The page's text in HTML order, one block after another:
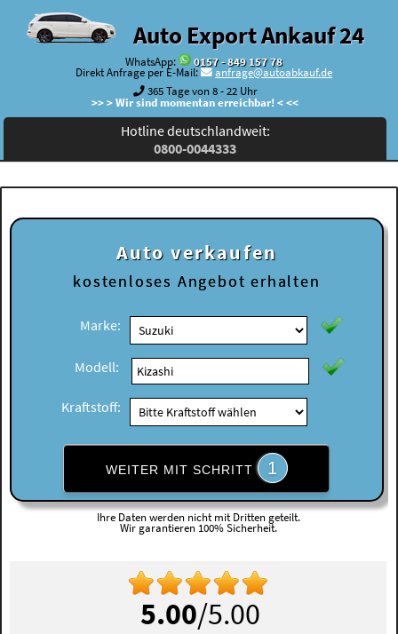
Auto Export Ankauf 24
WhatsApp:
0157 - 849 157 78
Direkt Anfrage per E-Mail:
anfrage@autoabkauf.de
365 Tage von 8 - 22 Uhr
>> > Wir sind momentan erreichbar! < <<
Hotline deutschlandweit:
0800-0044333
Auto verkaufen
kostenloses Angebot erhalten
Marke:
Modell:
Kraftstoff:
WEITER MIT SCHRITT 1
Ihre Daten werden nicht mit Dritten geteilt.
Wir garantieren 100% Sicherheit.
5.00/5.00